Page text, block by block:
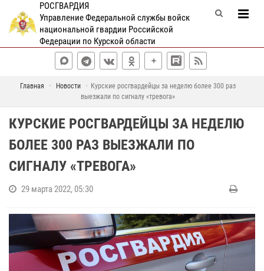
РОСГВАРДИЯ
Управление Федеральной службы войск
национальной гвардии Российской
Федерации по Курской области
Главная Новости
Курские росгвардейцы за неделю более 300 раз
выезжали по сигналу «тревога»
КУРСКИЕ РОСГВАРДЕЙЦЫ ЗА НЕДЕЛЮ
БОЛЕЕ 300 РАЗ ВЫЕЗЖАЛИ ПО
СИГНАЛУ «ТРЕВОГА»
29 марта 2022, 05:30